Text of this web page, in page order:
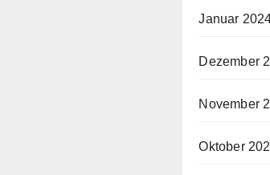
Januar
Dezember
November
Oktober